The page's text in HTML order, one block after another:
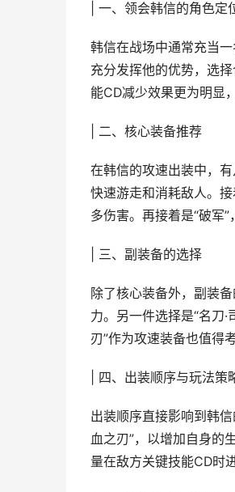
| 一、领会韩信的角色定
韩信在战场中通常充当
充分发挥他的优势，选
能CD减少效果更为明显
| 二、核心装备推荐
在韩信的攻速出装中，
快速游走和消耗敌人。
多伤害。再接着是“破军
| 三、副装备的选择
除了核心装备外，副装
力。另一件选择是“名刀
刃”作为攻速装备也值得
| 四、出装顺序与玩法策
出装顺序直接影响到韩
血之刃”，以增加自身的
量在敌方关键技能CD时